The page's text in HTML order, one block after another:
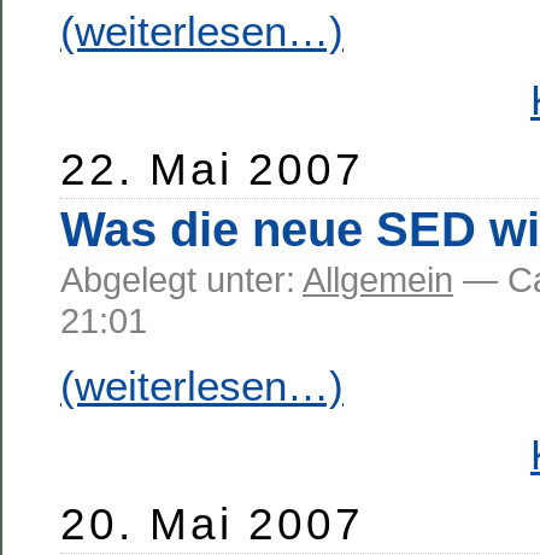
(weiterlesen…)
22. Mai 2007
Was die neue SED
Abgelegt unter: Allgemein —
21:01
(weiterlesen…)
20. Mai 2007